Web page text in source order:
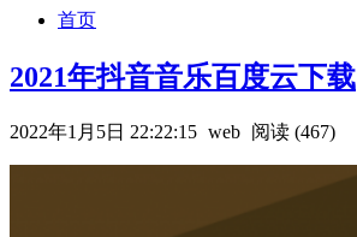
首页
2021年抖音音乐百度云下载
2022年1月5日 22:22:15 web 阅读 (467)